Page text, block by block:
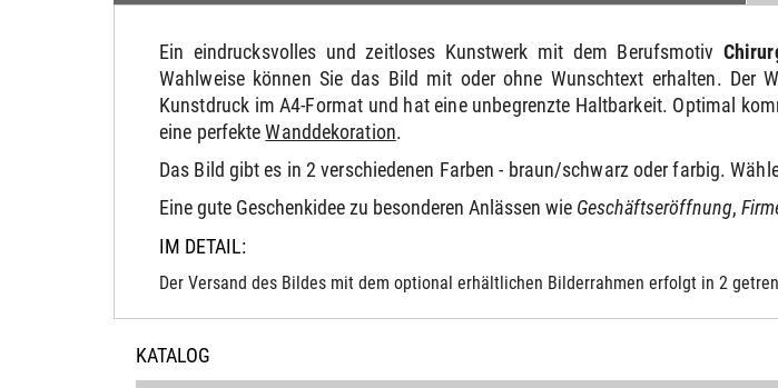
Ein eindrucksvolles und zeitloses Kunstwerk mit dem Berufsmotiv
Wahlweise können Sie das Bild mit oder ohne Wunschtext erhalten.
Kunstdruck im A4-Format und hat eine unbegrenzte Haltbarkeit. Optimal
eine perfekteWanddekoration.
Das Bild gibt es in 2 verschiedenen Farben - braun/schwarz oder farbig.
Eine gute Geschenkidee zu besonderen Anlässen wie Geschäftseröffnung,
IM DETAIL:
Der Versand des Bildes mit dem optional erhältlichen Bilderrahmen erfolgt in 2
KATALOG